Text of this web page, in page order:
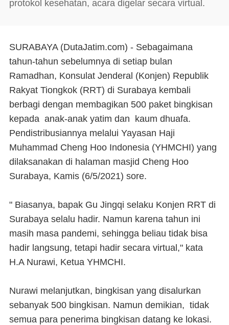
protokol kesehatan, acara digelar secara virtual.
SURABAYA (DutaJatim.com) - Sebagaimana
tahun-tahun sebelumnya di setiap bulan
Ramadhan, Konsulat Jenderal (Konjen) Republik
Rakyat Tiongkok (RRT) di Surabaya kembali
berbagi dengan membagikan 500 paket bingkisan
kepada anak-anak yatim dan kaum dhuafa.
Pendistribusiannya melalui Yayasan Haji
Muhammad Cheng Hoo Indonesia (YHMCHI) yang
dilaksanakan di halaman masjid Cheng Hoo
Surabaya, Kamis (6/5/2021) sore.
" Biasanya, bapak Gu Jingqi selaku Konjen RRT di
Surabaya selalu hadir. Namun karena tahun ini
masih masa pandemi, sehingga beliau tidak bisa
hadir langsung, tetapi hadir secara virtual," kata
H.A Nurawi, Ketua YHMCHI.
Nurawi melanjutkan, bingkisan yang disalurkan
sebanyak 500 bingkisan. Namun demikian, tidak
semua para penerima bingkisan datang ke lokasi.